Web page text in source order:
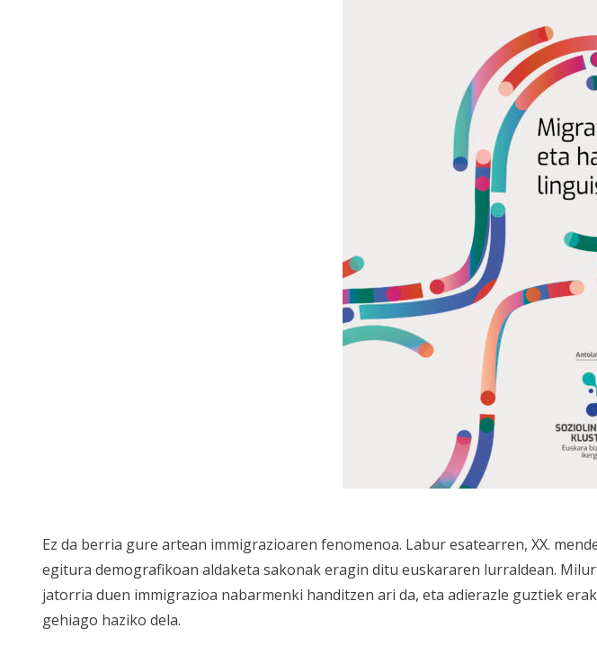
Ez da berria gure artean immigrazioaren fenomenoa. Labur esatearren, XX.
egitura demografikoan aldaketa sakonak eragin ditu euskararen lurraldean.
jatorria duen immigrazioa nabarmenki handitzen ari da, eta adierazle guztiek
gehiago haziko dela.